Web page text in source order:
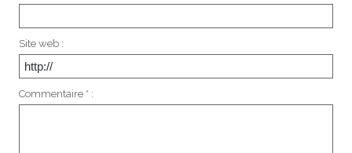
Site web :
Commentaire * :